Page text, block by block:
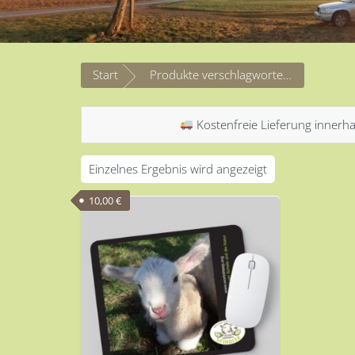
Start Produkte verschlagwortet mit „Mousepad Schaf“
Kostenfreie Lieferung
Einzelnes Ergebnis wird angezeigt
10,00€